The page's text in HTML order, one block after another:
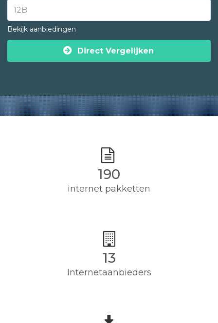
Bekijk aanbiedingen
Direct Vergelijken
190
internet pakketten
13
Internetaanbieders